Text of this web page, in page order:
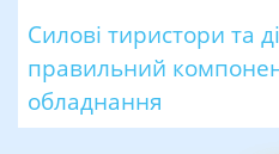
Силові тиристори та
правильний
обладнання